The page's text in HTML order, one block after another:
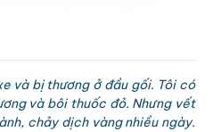
và bị thương ở đầu gối. Tôi có
và bôi thuốc đỏ. Nhưng vết
chảy dịch vàng nhiều ngày.